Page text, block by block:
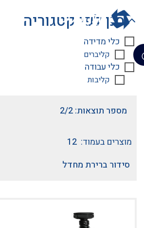
מספר תוצאות: 2/2
מוצרים בעמוד:
סנן לפי קטגוריה
כלי מדידה
קליברים
כלי עבודה
קליבות